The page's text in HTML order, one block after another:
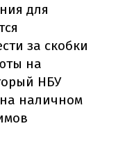
для
за скобки
на
НБУ
наличном